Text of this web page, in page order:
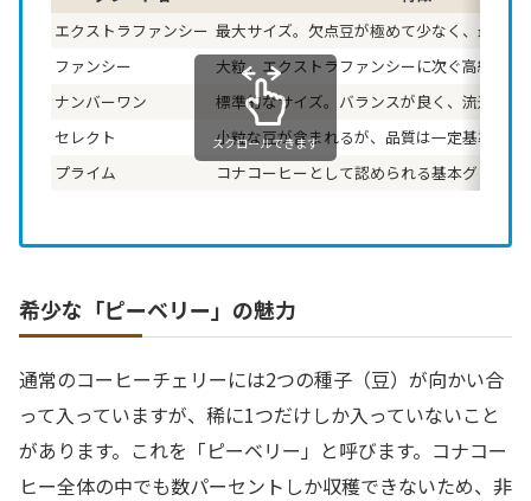
エクストラファンシー 最大サイズ。欠点豆が極めて少なく、最高品
ファンシー
大粒。エクストラファンシーに次ぐ高級品。
ナンバーワン
標準的なサイズ。バランスが良く、流通量も
セレクト
小粒な豆が含まれるが、品質は一定基準をク
プライム
コナコーヒーとして認められる基本グレード
スクロールできます
希少な「ピーベリー」の魅力
通常のコーヒーチェリーには2つの種子（豆）が向かい合
って入っていますが、稀に1つだけしか入っていないこと
があります。これを「ピーベリー」と呼びます。コナコー
ヒー全体の中でも数パーセントしか収穫できないため、非